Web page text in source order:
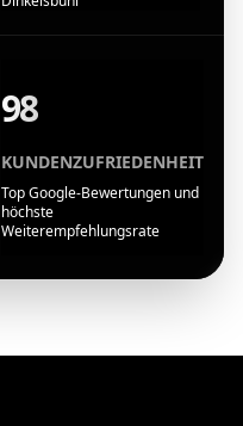
98
KUNDENZUFRIEDENHEIT
Top Google-Bewertungen und
höchste
Weiterempfehlungsrate